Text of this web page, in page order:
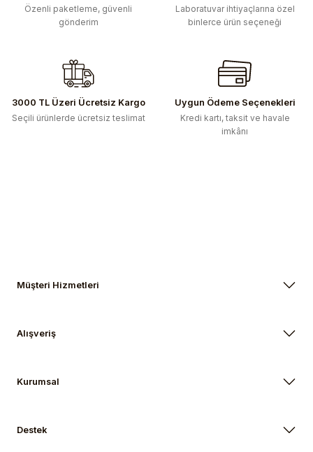
Ürün bilgilerinde hatalar bulunuyor.
Ürün fiyatı diğer sitelerden daha pahalı.
Özenli paketleme, güvenli
gönderim
Laboratuvar ihtiyaçlarına özel
binlerce ürün seçeneği
3000 TL Üzeri Ücretsiz Kargo
Seçili ürünlerde ücretsiz teslimat
Uygun Ödeme Seçenekleri
Kredi kartı, taksit ve havale
imkânı
Müşteri Hizmetleri
Alışveriş
Kurumsal
Destek